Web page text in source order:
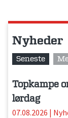
Nyheder
Seneste
Topkampe
lørdag
07.08.2026 |